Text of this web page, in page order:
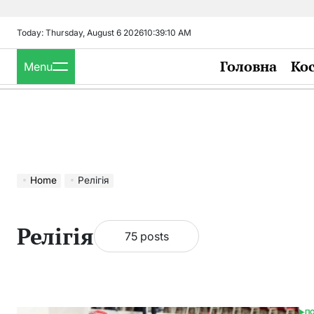
content
Today: Thursday, August 6 202610:39:11 AM
Menu Головна
Home Релігія
Релігія 75 posts